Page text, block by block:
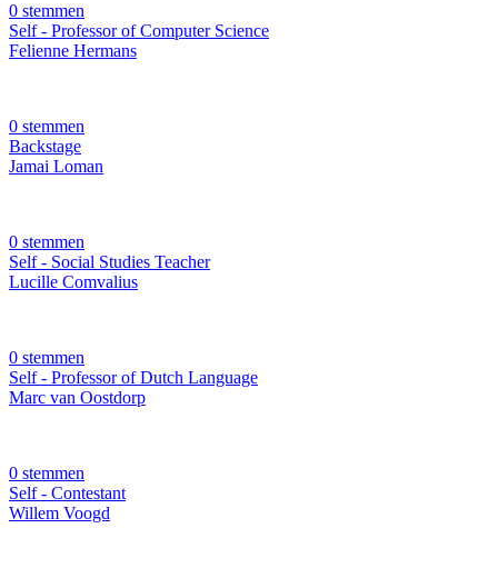
0 stemmen
Self - Professor of Computer Science
Felienne Hermans
0 stemmen
Backstage
Jamai Loman
0 stemmen
Self - Social Studies Teacher
Lucille Comvalius
0 stemmen
Self - Professor of Dutch Language
Marc van Oostdorp
0 stemmen
Self - Contestant
Willem Voogd